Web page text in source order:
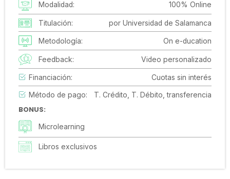
Modalidad: 100% Online
Titulación: por Universidad de Salamanca
Metodología: On e-ducation
Feedback: Video personalizado
Financiación: Cuotas sin interés
Método de pago: T. Crédito, T. Débito, transferencia
BONUS:
Microlearning
Libros exclusivos